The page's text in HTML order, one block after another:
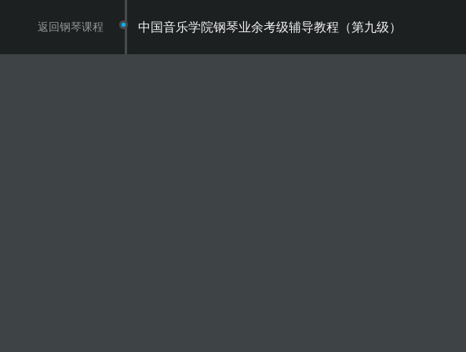
返回钢琴课程 中国音乐学院钢琴业余考级辅导教程（第九级）